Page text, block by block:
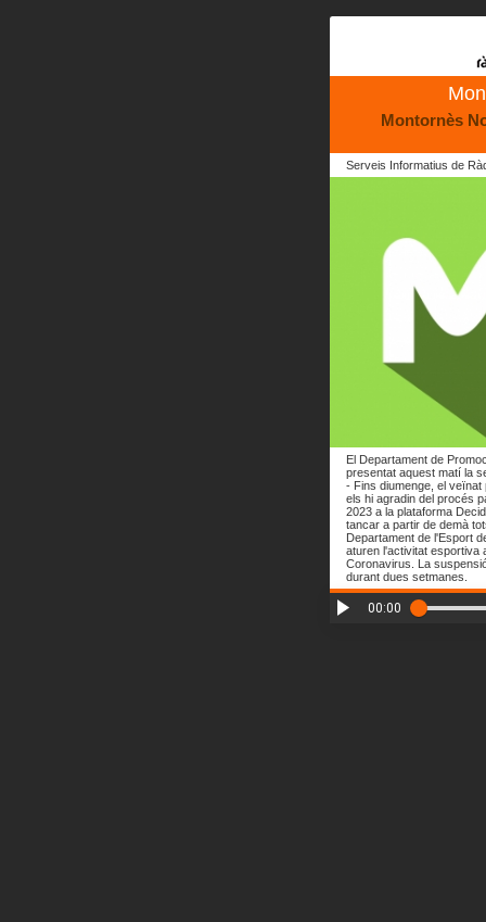
Montornès
Serveis Informatius de
El Departament de
presentat aquest matí la
- Fins diumenge, el
els hi agradin del procés
2023 a la plataforma
tancar a partir de demà
Departament de l'Esport
aturen l'activitat esportiva
Coronavirus. La
durant dues setmanes.
00:00